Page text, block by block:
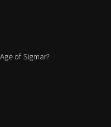
of Sigmar?